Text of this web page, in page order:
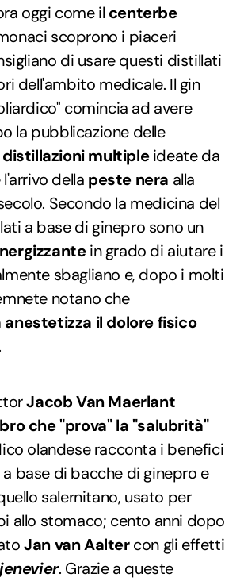
oggi come il centerbe
scoprono i piaceri
di usare questi distillati
dell'ambito medicale. Il gin
comincia ad avere
la pubblicazione delle
distillazioni multipleideate da
l'arrivo della peste nera alla
Secondo la medicina del
a base di ginepro sono un
in grado di aiutare i
sbagliano e, dopo i molti
notano che
anestetizza il dolore fisico
Jacob Van Maerlant
che "prova" la "salubrità"
olandese racconta i benefici
base di bacche di ginepro e
salernitano, usato per
allo stomaco; cento anni dopo
Jan van Aaltercon gli effetti
jenevier. Grazie a queste